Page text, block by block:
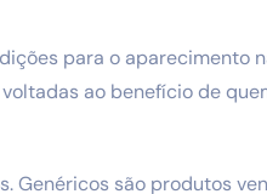
para o aparecimento
ao benefício de
Genéricos são produtos